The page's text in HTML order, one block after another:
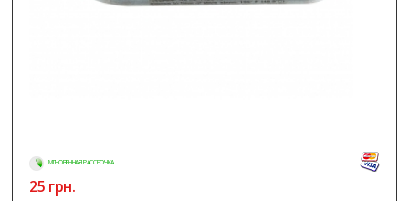
МГНОВЕННАЯ РАССРОЧКА
25 грн.